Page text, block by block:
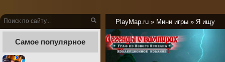
PlayMap.ru » Мини игры » Я ищу
Самое популярное